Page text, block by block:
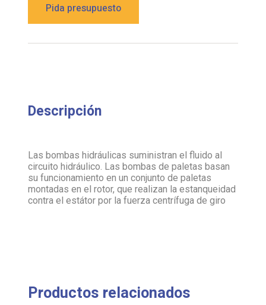
Pida presupuesto
Descripción
Las bombas hidráulicas suministran el fluido al
circuito hidráulico. Las bombas de paletas basan
su funcionamiento en un conjunto de paletas
montadas en el rotor, que realizan la estanqueidad
contra el estátor por la fuerza centrífuga de giro
Productos relacionados